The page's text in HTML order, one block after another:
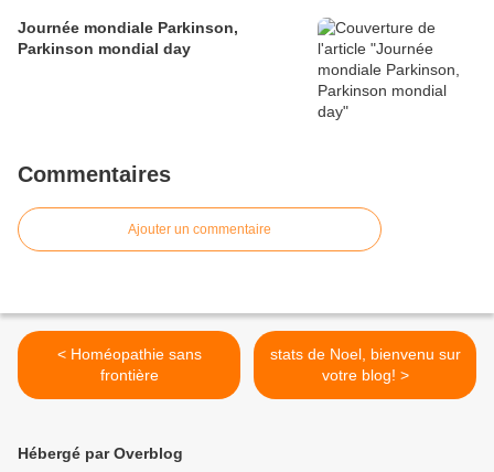
Journée mondiale Parkinson,
Parkinson mondial day
Commentaires
Ajouter un commentaire
< Homéopathie sans
frontière
stats de Noel, bienvenu sur
votre blog! >
Hébergé par Overblog